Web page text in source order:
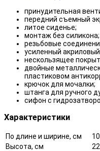
принудительная
передний съемный
литое сиденье;
монтаж без силикона;
резьбовые
усиленный
нескользящее
двойные
пластиковом
крючок для мочалки;
штанга для ручного
сифон с
Характеристики
По длине и ширине, см
Высота, см